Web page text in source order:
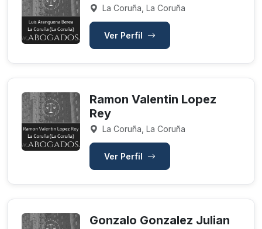
La Coruña, La Coruña
Ver Perfil
Ramon Valentin Lopez
Rey
La Coruña, La Coruña
Ver Perfil
Gonzalo Gonzalez Julian